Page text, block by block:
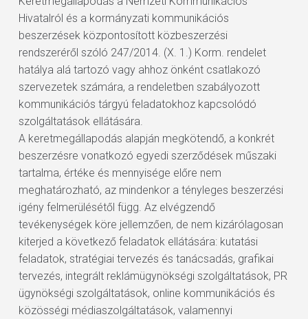
Hivatalról és a kormányzati kommunikációs
beszerzések központosított közbeszerzési
rendszeréről szóló 247/2014. (X. 1.) Korm. rendelet
hatálya alá tartozó vagy ahhoz önként csatlakozó
szervezetek számára, a rendeletben szabályozott
kommunikációs tárgyú feladatokhoz kapcsolódó
szolgáltatások ellátására.
A keretmegállapodás alapján megkötendő, a konkrét
beszerzésre vonatkozó egyedi szerződések műszaki
tartalma, értéke és mennyisége előre nem
meghatározható, az mindenkor a tényleges beszerzési
igény felmerülésétől függ. Az elvégzendő
tevékenységek köre jellemzően, de nem kizárólagosan
kiterjed a következő feladatok ellátására: kutatási
feladatok, stratégiai tervezés és tanácsadás, grafikai
tervezés, integrált reklámügynökségi szolgáltatások, PR
ügynökségi szolgáltatások, online kommunikációs és
közösségi médiaszolgáltatások, valamennyi